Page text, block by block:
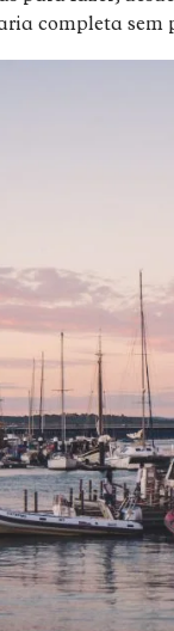
completa sem